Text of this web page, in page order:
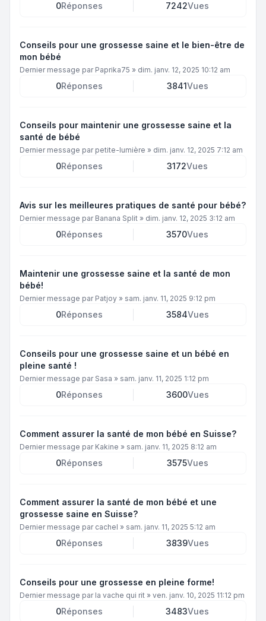
0Réponses 7242Vues
Conseils pour une grossesse saine et le bien-être de
mon bébé
Dernier message par Paprika75 » dim. janv. 12, 2025 10:12 am
0Réponses 3841Vues
Conseils pour maintenir une grossesse saine et la
santé de bébé
Dernier message par petite-lumière » dim. janv. 12, 2025 7:12 am
0Réponses 3172Vues
Avis sur les meilleures pratiques de santé pour bébé?
Dernier message par Banana Split » dim. janv. 12, 2025 3:12 am
0Réponses 3570Vues
Maintenir une grossesse saine et la santé de mon
bébé!
Dernier message par Patjoy » sam. janv. 11, 2025 9:12 pm
0Réponses 3584Vues
Conseils pour une grossesse saine et un bébé en
pleine santé !
Dernier message par Sasa » sam. janv. 11, 2025 1:12 pm
0Réponses 3600Vues
Comment assurer la santé de mon bébé en Suisse?
Dernier message par Kakine » sam. janv. 11, 2025 8:12 am
0Réponses 3575Vues
Comment assurer la santé de mon bébé et une
grossesse saine en Suisse?
Dernier message par cachel » sam. janv. 11, 2025 5:12 am
0Réponses 3839Vues
Conseils pour une grossesse en pleine forme!
Dernier message par la vache qui rit » ven. janv. 10, 2025 11:12 pm
0Réponses 3483Vues